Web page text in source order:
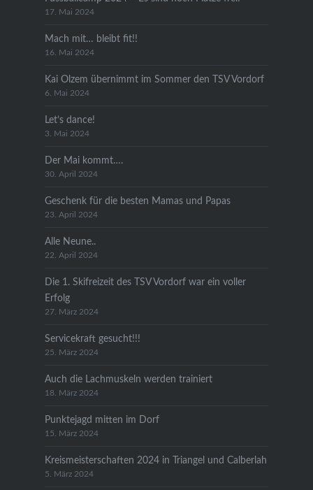
17. Mai 2024
Mach mit… bleibt fit!!
16. Mai 2024
Kai Olzem übernimmt im Sommer den TSV Vordorf
6. Mai 2024
Let’s dance!
3. Mai 2024
Der Mai kommt….
30. April 2024
Geschenk für die besten Mamas und Papas
23. April 2024
Alle Neune..
22. April 2024
Die 1. Skifreizeit des TSV Vordorf war ein voller
Erfolg
27. März 2024
Servicekraft gesucht!!!
25. März 2024
Auch die Lachmuskeln werden trainiert
18. März 2024
Punktejagd mitten im Dorf
15. März 2024
Kreismeisterschaften 2024 in Triangel und Calberlah
5. März 2024